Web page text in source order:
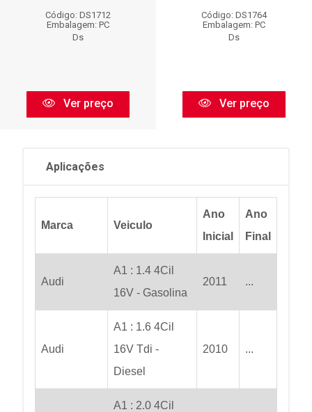
Código: DS1712
Embalagem: PC
Ds
Ver preço
Código: DS1764
Embalagem: PC
Ds
Ver preço
Aplicações
Marca Veiculo
Ano
Inicial
Ano
Final
Audi
A1 : 1.4 4Cil
16V - Gasolina
2011 ...
Audi
A1 : 1.6 4Cil
16V Tdi -
Diesel
2010 ...
A1 : 2.0 4Cil